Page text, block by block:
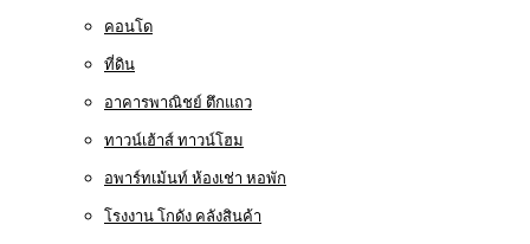
คอนโด
ที่ดิน
อาคารพาณิชย์ ตึกแถว
ทาวน์เฮ้าส์ ทาวน์โฮม
อพาร์ทเม้นท์ ห้องเช่า หอพัก
โรงงาน โกดัง คลังสินค้า